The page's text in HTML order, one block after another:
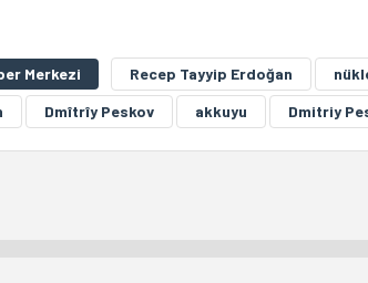
Merkezi Recep Tayyip Erdoğan
Dmîtrîy Peskov akkuyu Dmitriy